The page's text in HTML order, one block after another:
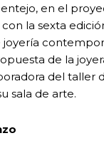
en el
la sexta
joyería
de la
del taller
sala de arte.